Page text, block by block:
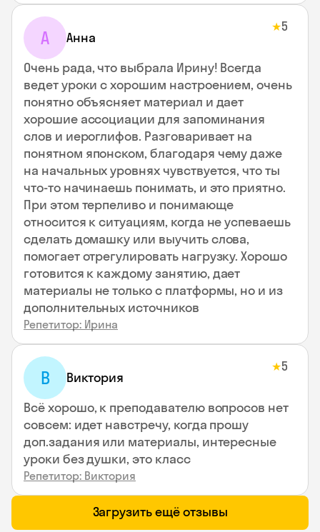
А Анна
★5
Очень рада, что выбрала Ирину! Всегда
ведет уроки с хорошим настроением, очень
понятно объясняет материал и дает
хорошие ассоциации для запоминания
слов и иероглифов. Разговаривает на
понятном японском, благодаря чему даже
на начальных уровнях чувствуется, что ты
что-то начинаешь понимать, и это приятно.
При этом терпеливо и понимающе
относится к ситуациям, когда не успеваешь
сделать домашку или выучить слова,
помогает отрегулировать нагрузку. Хорошо
готовится к каждому занятию, дает
материалы не только с платформы, но и из
дополнительных источников
Репетитор: Ирина
В Виктория
★5
Всё хорошо, к преподавателю вопросов нет
совсем: идет навстречу, когда прошу
доп.задания или материалы, интересные
уроки без душки, это класс
Репетитор: Виктория
Загрузить ещё отзывы